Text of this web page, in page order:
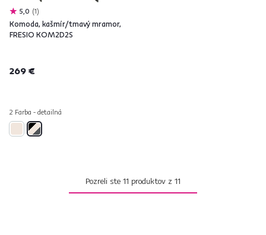
5,0 1
Komoda, kašmír/tmavý mramor,
FRESIO KOM2D2S
269 €
2 Farba - detailná
Pozreli ste 11 produktov z 11